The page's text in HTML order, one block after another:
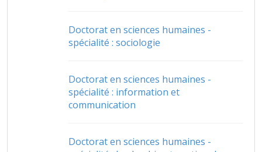
Doctorat en sciences humaines -
spécialité : sociologie
Doctorat en sciences humaines -
spécialité : information et
communication
Doctorat en sciences humaines -